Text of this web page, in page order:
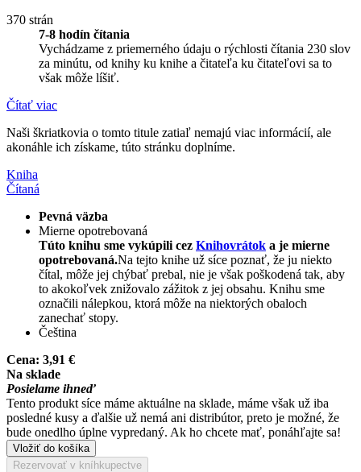
370 strán
7-8 hodín čítania
Vychádzame z priemerného údaju o rýchlosti čítania 230 slov
za minútu, od knihy ku knihe a čitateľa ku čitateľovi sa to
však môže líšiť.
Čítať viac
Naši škriatkovia o tomto titule zatiaľ nemajú viac informácií, ale
akonáhle ich získame, túto stránku doplníme.
Kniha
Čítaná
Pevná väzba
Mierne opotrebovaná
Túto knihu sme vykúpili cez Knihovrátok a je mierne
opotrebovaná.Na tejto knihe už síce poznať, že ju niekto
čítal, môže jej chýbať prebal, nie je však poškodená tak, aby
to akokoľvek znižovalo zážitok z jej obsahu. Knihu sme
označili nálepkou, ktorá môže na niektorých obaloch
zanechať stopy.
Čeština
Cena: 3,91 €
Na sklade
Posielame ihneď
Tento produkt síce máme aktuálne na sklade, máme však už iba
posledné kusy a ďalšie už nemá ani distribútor, preto je možné, že
bude onedlho úplne vypredaný. Ak ho chcete mať, ponáhľajte sa!
Vložiť do košíka
Rezervovať v kníhkupectve